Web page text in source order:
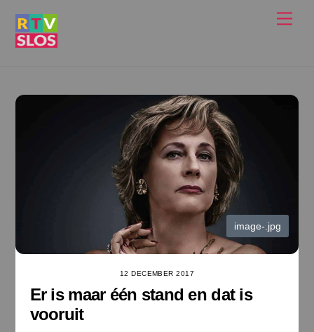
image-.jpg
12 DECEMBER 2017
Er is maar één stand en dat is
vooruit